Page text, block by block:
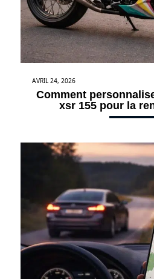
AVRIL 24, 2026
Comment
xsr 155 pour la